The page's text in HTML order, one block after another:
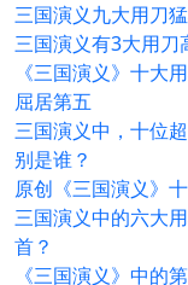
三国演义九大用刀
三国演义有3大用刀
《三国演义》十大
屈居第五
三国演义中，十位
别是谁？
原创《三国演义》
三国演义中的六大
首？
《三国演义》中的